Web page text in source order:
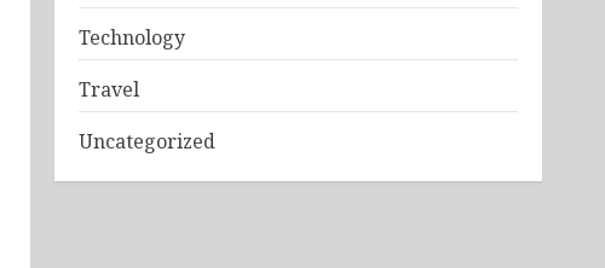
Technology
Travel
Uncategorized